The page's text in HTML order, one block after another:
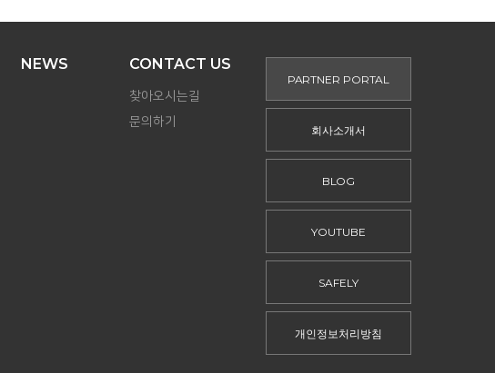
PARTNER PORTAL
회사소개서
BLOG
YOUTUBE
SAFELY
개인정보처리방침
NEWS CONTACT US
찾아오시는길
문의하기